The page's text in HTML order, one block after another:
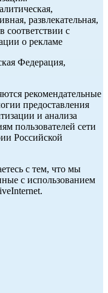
развлекательная,
соответствии с
о рекламе
Федерация,
рекомендательные
предоставления
и анализа
пользователей сети
Российской
с тем, что мы
с использованием